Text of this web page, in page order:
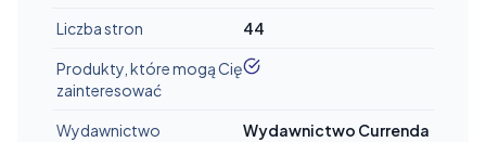
Liczba stron 44
Produkty, które mogą Cię
zainteresować
tak
Wydawnictwo Wydawnictwo Currenda